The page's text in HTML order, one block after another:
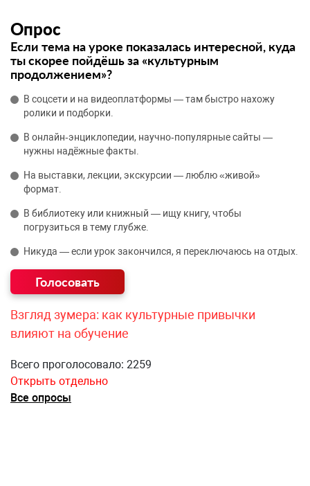
Опрос
Если тема на уроке показалась интересной, куда
ты скорее пойдёшь за «культурным
продолжением»?
В соцсети и на видеоплатформы — там быстро нахожу
ролики и подборки.
В онлайн‑энциклопедии, научно‑популярные сайты —
нужны надёжные факты.
На выставки, лекции, экскурсии — люблю «живой»
формат.
В библиотеку или книжный — ищу книгу, чтобы
погрузиться в тему глубже.
Никуда — если урок закончился, я переключаюсь на отдых.
Взгляд зумера: как культурные привычки
влияют на обучение
Всего проголосовало: 2259
Открыть отдельно
Все опросы